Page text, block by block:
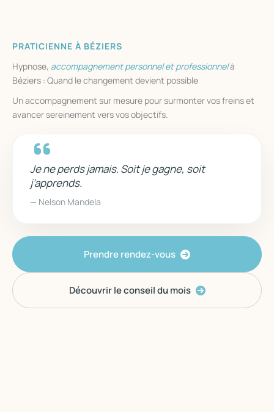
PRATICIENNE À BÉZIERS
Hypnose, accompagnementpersonnel et professionnelà
Béziers : Quand le changement devient possible
Un accompagnement sur mesure pour surmonter vos freins et
avancer sereinement vers vos objectifs.
Je ne perds jamais. Soit je gagne, soit
j’apprends.
— Nelson Mandela
Prendre rendez-vous
Découvrir le conseil du mois